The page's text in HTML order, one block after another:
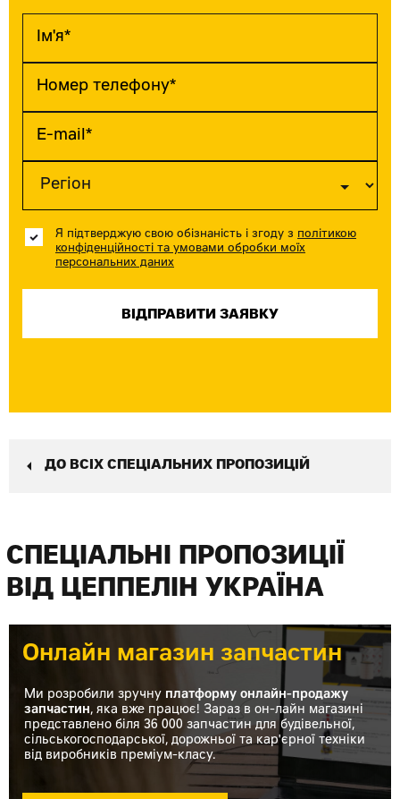
Я підтверджую свою обізнаність і згоду з політикою
конфіденційності та умовами обробки моїх
персональних даних
ДО ВСІХ СПЕЦІАЛЬНИХ ПРОПОЗИЦІЙ
СПЕЦІАЛЬНІ ПРОПОЗИЦІЇ
ВІД ЦЕППЕЛІН УКРАЇНА
Онлайн магазин запчастин
Ми розробили зручну платформу онлайн-продажу
запчастин, яка вже працює! Зараз в он-лайн магазині
представлено біля 36 000 запчастин для будівельної,
сільськогосподарської, дорожньої та кар'єрної техніки
від виробників преміум-класу.